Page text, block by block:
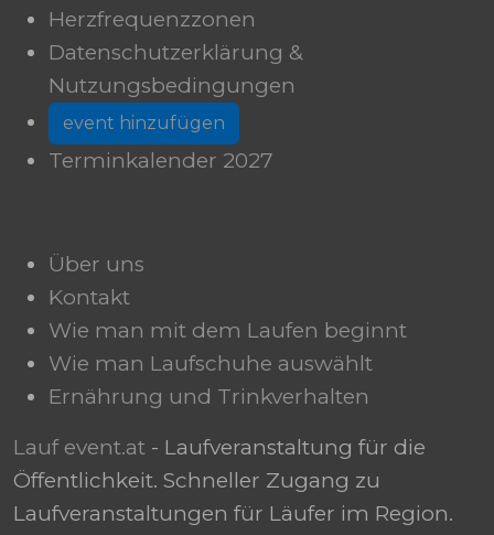
Herzfrequenzzonen
Datenschutzerklärung &
Nutzungsbedingungen
event hinzufügen
Terminkalender 2027
Über uns
Kontakt
Wie man mit dem Laufen beginnt
Wie man Laufschuhe auswählt
Ernährung und Trinkverhalten
Lauf event.at - Laufveranstaltung für die
Öffentlichkeit. Schneller Zugang zu
Laufveranstaltungen für Läufer im Region.